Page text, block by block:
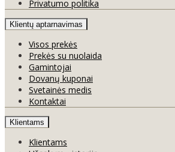
Privatumo politika
Klientų aptarnavimas
Visos prekės
Prekės su nuolaida
Gamintojai
Dovanų kuponai
Svetainės medis
Kontaktai
Klientams
Klientams